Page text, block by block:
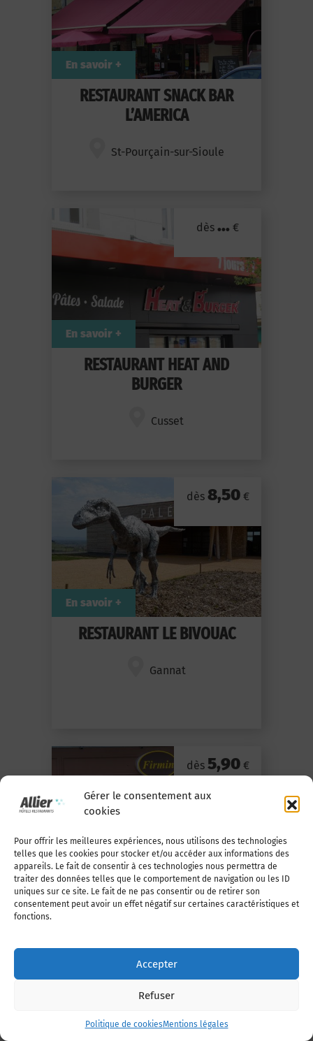
Gérer le consentement aux
cookies
Pour offrir les meilleures expériences, nous utilisons des technologies
telles que les cookies pour stocker et/ou accéder aux informations des
appareils. Le fait de consentir à ces technologies nous permettra de
traiter des données telles que le comportement de navigation ou les ID
uniques sur ce site. Le fait de ne pas consentir ou de retirer son
consentement peut avoir un effet négatif sur certaines caractéristiques et
fonctions.
Accepter
Refuser
Politique de cookiesMentions légales
RESTAURANT SNACK BAR
L’AMERICA
St-Pourçain-sur-Sioule
En savoir +
RESTAURANT HEAT AND
BURGER
Cusset
dès ... €
En savoir +
RESTAURANT LE BIVOUAC
Gannat
dès 8,50€
En savoir +
SNACKING FIRMIN
dès 5,90€
En savoir +
9,50